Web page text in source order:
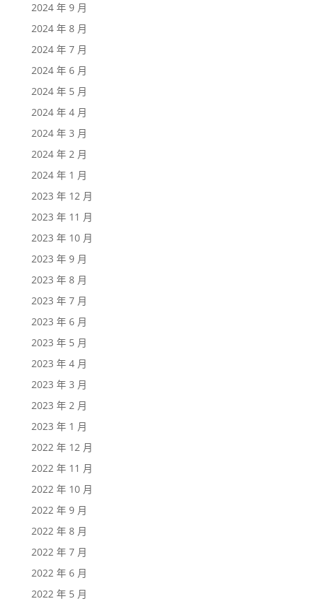
2024 年 9 月
2024 年 8 月
2024 年 7 月
2024 年 6 月
2024 年 5 月
2024 年 4 月
2024 年 3 月
2024 年 2 月
2024 年 1 月
2023 年 12 月
2023 年 11 月
2023 年 10 月
2023 年 9 月
2023 年 8 月
2023 年 7 月
2023 年 6 月
2023 年 5 月
2023 年 4 月
2023 年 3 月
2023 年 2 月
2023 年 1 月
2022 年 12 月
2022 年 11 月
2022 年 10 月
2022 年 9 月
2022 年 8 月
2022 年 7 月
2022 年 6 月
2022 年 5 月